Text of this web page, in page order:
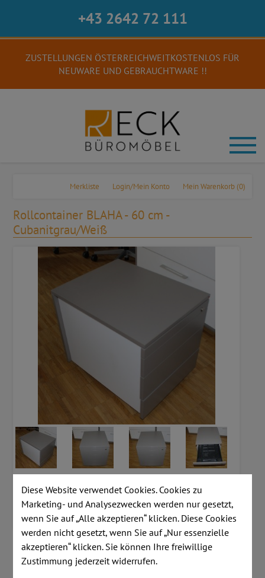
+43 2642 72 111
ZUSTELLUNGEN ÖSTERREICHWEITKOSTENLOS FÜR
NEUWARE UND GEBRAUCHTWARE !!
Mein Warenkorb (0)
Login/Mein Konto
Merkliste
Rollcontainer BLAHA - 60 cm -
Cubanitgrau/Weiß
Artikelnummer:A1352
Diese Website verwendet Cookies. Cookies zu
Marketing- und Analysezwecken werden nur gesetzt,
wenn Sie auf „Alle akzeptieren“ klicken. Diese Cookies
werden nicht gesetzt, wenn Sie auf „Nur essenzielle
akzeptieren“ klicken. Sie können Ihre freiwillige
Zustimmung jederzeit widerrufen.